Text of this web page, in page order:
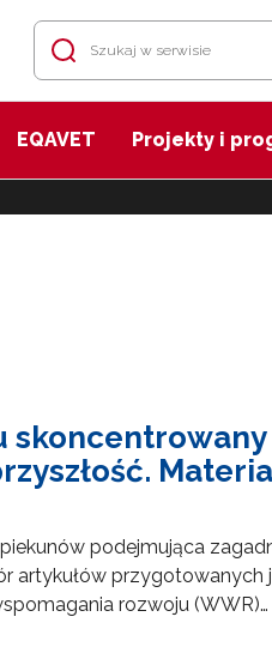
EQAVET Projekty i
skoncentrowany
podejmująca
artykułów przygotowanych
rozwoju (WWR)…